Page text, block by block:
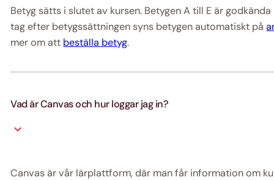
Betyg sätts i slutet av kursen. Betygen A till E är
tag efter betygssättningen syns betygen automatiskt på
mer om att beställa betyg.
Vad är Canvas och hur loggar jag in?
Canvas är vår lärplattform, där man får information om